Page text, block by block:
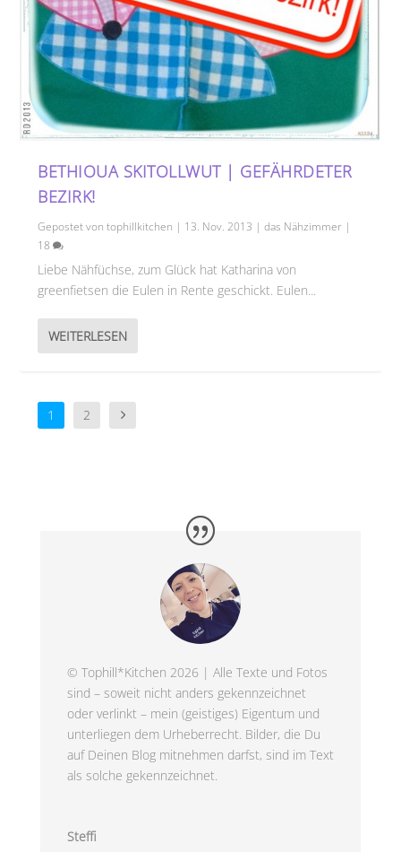
BETHIOUA SKITOLLWUT | GEFÄHRDETER
BEZIRK!
Gepostet vontophillkitchen | 13. Nov. 2013 |das Nähzimmer |
18
Liebe Nähfüchse, zum Glück hat Katharina von
greenfietsen die Eulen in Rente geschickt. Eulen...
WEITERLESEN
1 2
© Tophill*Kitchen 2026 | Alle Texte und Fotos
sind – soweit nicht anders gekennzeichnet
oder verlinkt – mein (geistiges) Eigentum und
unterliegen dem Urheberrecht. Bilder, die Du
auf Deinen Blog mitnehmen darfst, sind im Text
als solche gekennzeichnet.
Steffi